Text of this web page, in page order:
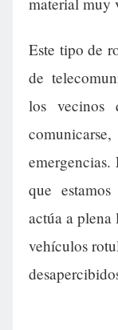
Este tipo de
de
los vecinos
emergencias.
que
actúa a
vehículos